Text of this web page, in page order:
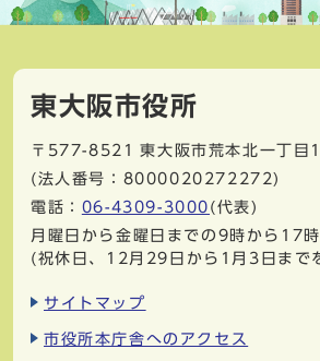
東大阪市役所
〒577-8521
東大阪市荒本北一丁目
(法人番号：8000020272272)
電話： 06-4309-3000 (代表)
月曜日から金曜日までの9時から17
(祝休日、12月29日から1月3日まで
サイトマップ
市役所本庁舎へのアクセス